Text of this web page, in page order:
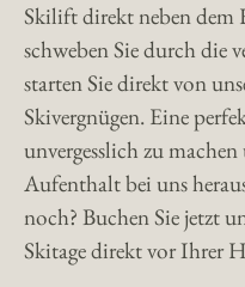
Skilift direkt neben dem
schweben Sie durch die
starten Sie direkt von
Skivergnügen. Eine
unvergesslich zu
Aufenthalt bei uns
noch? Buchen Sie jetzt
Skitage direkt vor Ihrer